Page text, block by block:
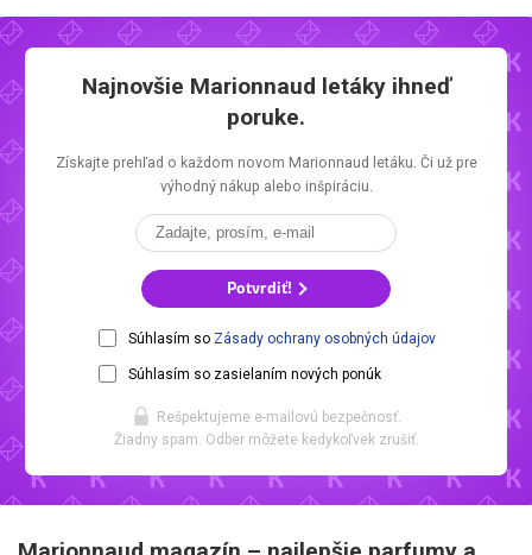
Najnovšie Marionnaud letákyihneď
poruke.
Získajte prehľad o každom novom Marionnaud letáku. Či už pre
výhodný nákup alebo inšpiráciu.
Potvrdiť!
Súhlasím so Zásady ochrany osobných údajov
Súhlasím so zasielaním nových ponúk
Rešpektujeme e-mailovú bezpečnosť.
Žiadny spam. Odber môžete kedykoľvek zrušiť.